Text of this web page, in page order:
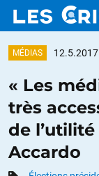
DOSSIERS
CATÉGORIES
MÉDIAS 12.5.2017
« Les
très
de
Accardo